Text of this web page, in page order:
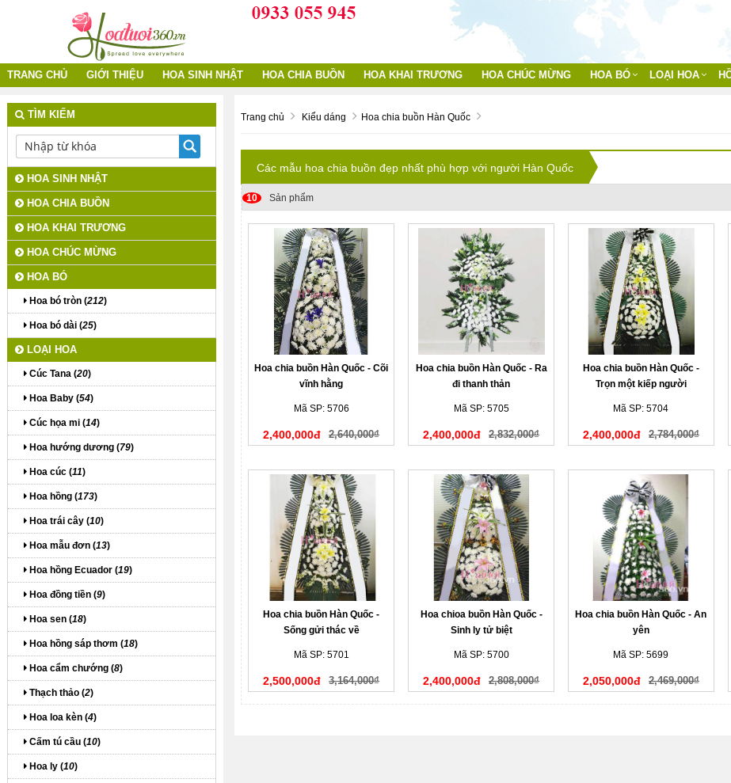
TRANG CHỦ GIỚI THIỆU HOA SINH NHẬT HOA CHIA BUỒN HOA KHAI TRƯƠNG HOA CHÚC MỪNG HOA BÓ LOẠI HOA
Trang chủ Kiểu dáng Hoa chia buồn Hàn Quốc
Các mẫu hoa chia buồn đẹp nhất phù hợp với người Hàn Quốc
10 Sản phẩm
Hoa chia buồn Hàn Quốc - Cõi
vĩnh hằng
Mã SP: 5706
2,400,000đ 2,640,000₫
Hoa chia buồn Hàn Quốc - Ra
đi thanh thản
Mã SP: 5705
2,400,000đ 2,832,000₫
Hoa chia buồn Hàn Quốc -
Trọn một kiếp người
Mã SP: 5704
2,400,000đ 2,784,000₫
Hoa chia buồn Hàn Quốc -
Sống gửi thác về
Mã SP: 5701
2,500,000đ 3,164,000₫
Hoa chioa buồn Hàn Quốc -
Sinh ly tử biệt
Mã SP: 5700
2,400,000đ 2,808,000₫
Hoa chia buồn Hàn Quốc - An
yên
Mã SP: 5699
2,050,000đ 2,469,000₫
TÌM KIẾM
HOA SINH NHẬT
HOA CHIA BUỒN
HOA KHAI TRƯƠNG
HOA CHÚC MỪNG
HOA BÓ
Hoa bó tròn (212)
Hoa bó dài (25)
LOẠI HOA
Cúc Tana (20)
Hoa Baby (54)
Cúc họa mi (14)
Hoa hướng dương (79)
Hoa cúc (11)
Hoa hồng (173)
Hoa trái cây (10)
Hoa mẫu đơn (13)
Hoa hồng Ecuador (19)
Hoa đồng tiền (9)
Hoa sen (18)
Hoa hồng sáp thơm (18)
Hoa cẩm chướng (8)
Thạch thảo (2)
Hoa loa kèn (4)
Cấm tú cầu (10)
Hoa ly (10)